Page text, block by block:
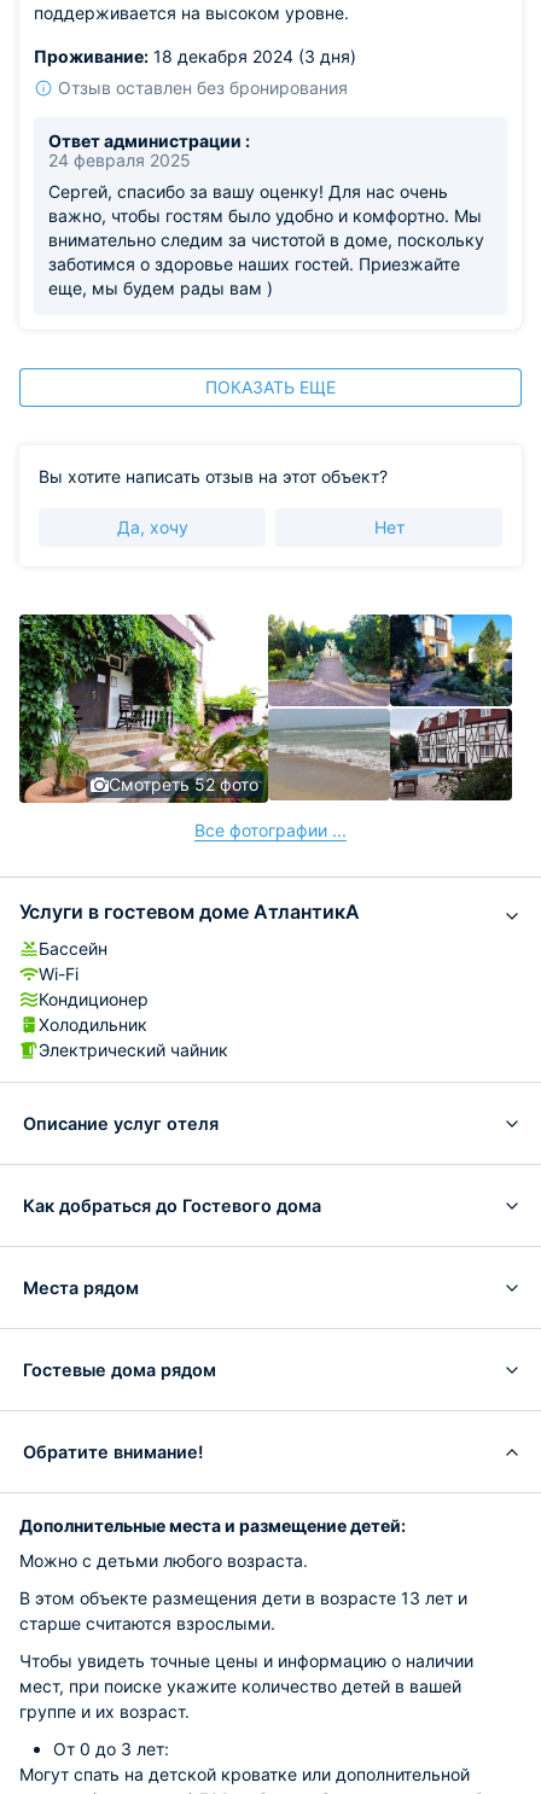
поддерживается на высоком уровне.
Проживание: 18 декабря 2024 (3 дня)
Отзыв оставлен без бронирования
Ответ администрации :
24 февраля 2025
Сергей, спасибо за вашу оценку! Для нас очень
важно, чтобы гостям было удобно и комфортно. Мы
внимательно следим за чистотой в доме, поскольку
заботимся о здоровье наших гостей. Приезжайте
еще, мы будем рады вам )
ПОКАЗАТЬ ЕЩЕ
Вы хотите написать отзыв на этот объект?
Да, хочу Нет
Смотреть 52 фото
Все фотографии ...
Услуги в гостевом доме АтлантикА
Бассейн
Wi-Fi
Кондиционер
Холодильник
Электрический чайник
Описание услуг отеля
Как добраться до Гостевого дома
Места рядом
Гостевые дома рядом
Обратите внимание!
Дополнительные места и размещение детей:
Можно с детьми любого возраста.
В этом объекте размещения дети в возрасте 13 лет и
старше считаются взрослыми.
Чтобы увидеть точные цены и информацию о наличии
мест, при поиске укажите количество детей в вашей
группе и их возраст.
От 0 до 3 лет:
Могут спать на детской кроватке или дополнительной